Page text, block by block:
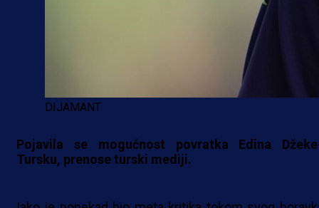
DIJAMANT
Pojavila se mogućnost povratka Edina
Tursku, prenose turski mediji.